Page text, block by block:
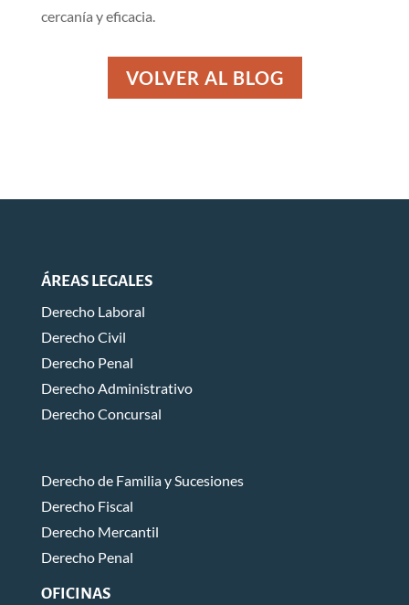
cercanía y eficacia.
VOLVER AL BLOG
ÁREAS LEGALES
Derecho Laboral
Derecho Civil
Derecho Penal
Derecho Administrativo
Derecho Concursal
Derecho de Familia y Sucesiones
Derecho Fiscal
Derecho Mercantil
Derecho Penal
OFICINAS